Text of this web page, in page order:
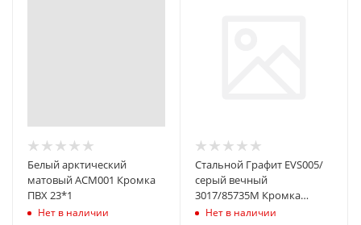
Белый арктический
матовый АСМ001 Кромка
ПВХ 23*1
Нет в наличии
Стальной Графит EVS005/
серый вечный
3017/85735М Кромка
22*0,8 ПВХ Т1
Нет в наличии